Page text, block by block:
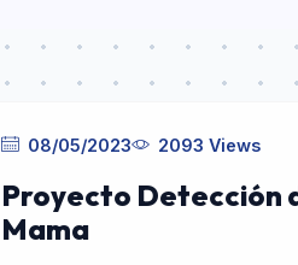
08/05/2023 2093 Views
Proyecto Detección
Mama